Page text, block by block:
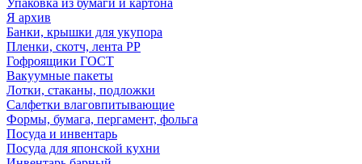
Упаковка из бумаги и картона
Я архив
Банки, крышки для укупора
Пленки, скотч, лента РР
Гофроящики ГОСТ
Вакуумные пакеты
Лотки, стаканы, подложки
Салфетки влаговпитывающие
Формы, бумага, пергамент, фольга
Посуда и инвентарь
Посуда для японской кухни